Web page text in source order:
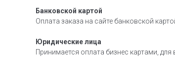
Банковской картой
Оплата заказа на сайте банковской
Юридические лица
Принимается оплата бизнес картами,